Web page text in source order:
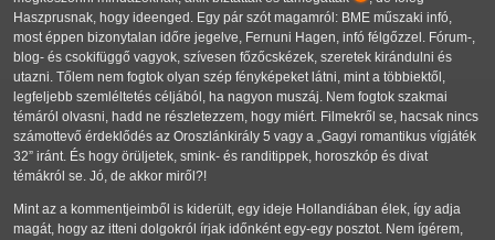
Haszprusnak, hogy ideenged. Egy pár szót magamról: BME műszaki infó,
most éppen bizonytalan időre jegelve, Fernuni Hagen, infó félgőzzel. Fórum-,
blog- és csokifüggő vagyok, szívesen főzőcskézek, szeretek kirándulni és
utazni. Tőlem nem fogtok olyan szép fényképeket látni, mint a többiektől,
legfeljebb szemléltetés céljából, ha nagyon muszáj. Nem fogtok szakmai
témáról olvasni, hadd ne részletezzem, hogy miért. Filmekről se, hacsak nincs
számottevő érdeklődés az Oroszlánkirály 5 vagy a Gagyi romantikus vígjáték
32 iránt. És hogy örüljetek, smink- és randitippek, horoszkóp és divat
témákról se. Jó, de akkor miről?!
Mint az a kommentjeimből is kiderült, egy ideje Hollandiában élek, így adja
magát, hogy az itteni dolgokról írjak időnként egy-egy posztot. Nem ígérem,